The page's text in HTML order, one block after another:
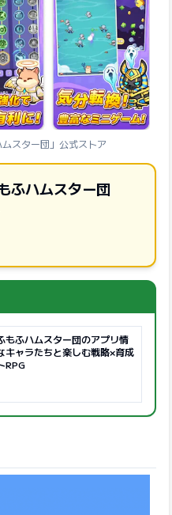
スター団」公式ストア
ふハムスター団
もふハムスター団のアプリ情
キャラたちと楽しむ戦略×育成
RPG